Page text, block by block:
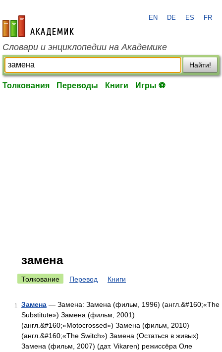
academic.ru
EN DE ES FR
Словари и энциклопедии на Академике
Найти!
Толкования Переводы Книги Игры ⚽
замена
Толкование Перевод Книги
1 Замена — Замена: Замена (фильм, 1996) (англ.&#160;«The
Substitute») Замена (фильм, 2001)
(англ.&#160;«Motocrossed») Замена (фильм, 2010)
(англ.&#160;«The Switch») Замена (Остаться в живых)
Замена (фильм, 2007) (дат. Vikaren) режиссёра Оле